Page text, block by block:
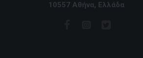
10557 Αθήνα, Ελλάδα